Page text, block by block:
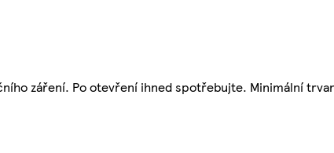
záření. Po otevření ihned spotřebujte. Minimální